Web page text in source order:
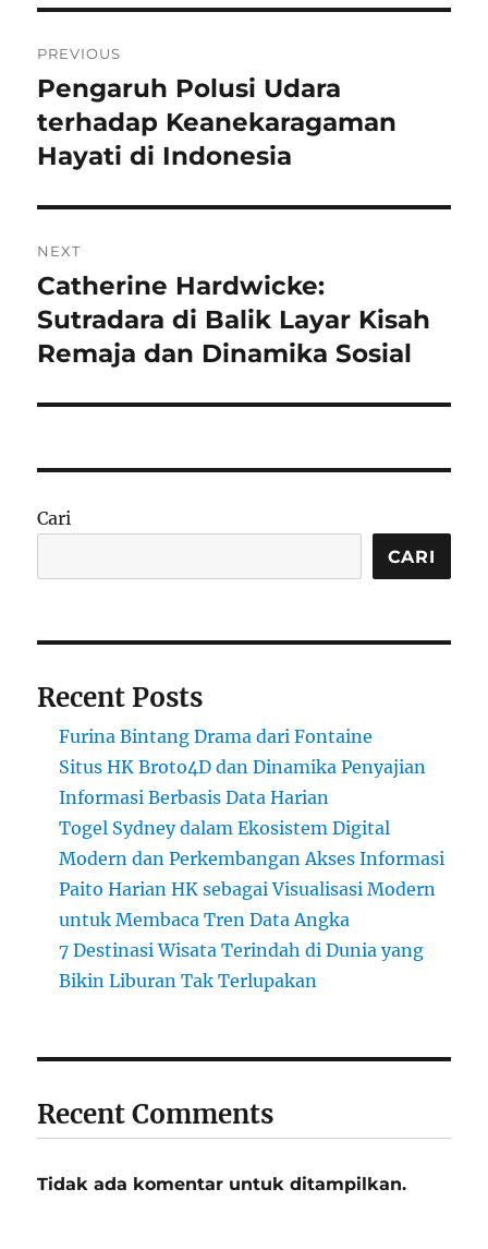
pos
PREVIOUS
Previous
post:
Pengaruh Polusi Udara
terhadap Keanekaragaman
Hayati di Indonesia
NEXT
Next
post:
Catherine Hardwicke:
Sutradara di Balik Layar Kisah
Remaja dan Dinamika Sosial
Cari
CARI
Recent Posts
Furina Bintang Drama dari Fontaine
Situs HK Broto4D dan Dinamika Penyajian
Informasi Berbasis Data Harian
Togel Sydney dalam Ekosistem Digital
Modern dan Perkembangan Akses Informasi
Paito Harian HK sebagai Visualisasi Modern
untuk Membaca Tren Data Angka
7 Destinasi Wisata Terindah di Dunia yang
Bikin Liburan Tak Terlupakan
Recent Comments
Tidak ada komentar untuk ditampilkan.